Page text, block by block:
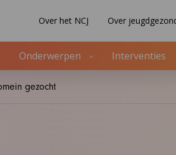
Over het NCJ Over
Onderwerpen Interventies
gezocht